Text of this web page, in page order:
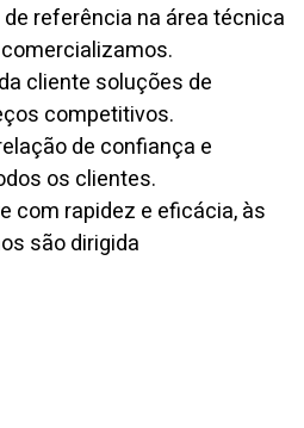
referência na área técnica
cliente soluções de
competitivos.
de confiança e
os clientes.
com rapidez e eficácia, às
são dirigida